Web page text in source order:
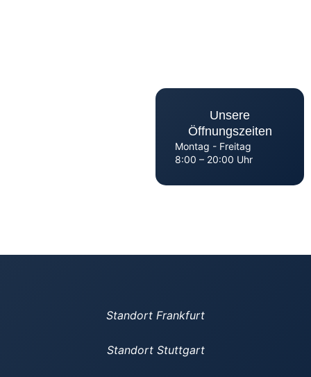
Unsere
Öffnungszeiten
Montag - Freitag
8:00 – 20:00 Uhr
Standort Frankfurt
Standort Stuttgart